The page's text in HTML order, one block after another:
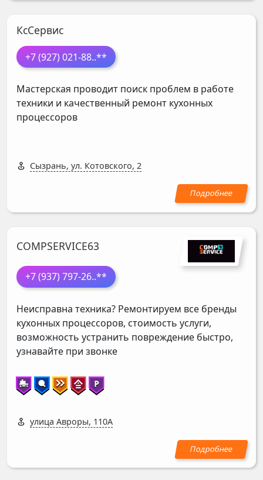
КсСервис
+7 (927) 021-88..**
Мастерская проводит поиск проблем в работе
техники и качественный ремонт кухонных
процессоров
Сызрань, ул. Котовского, 2
COMPSERVICE63
+7 (937) 797-26..**
Неисправна техника? Ремонтируем все бренды
кухонных процессоров, стоимость услуги,
возможность устранить повреждение быстро,
узнавайте при звонке
улица Авроры, 110А